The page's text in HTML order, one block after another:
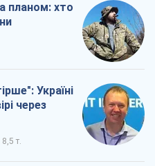
планом: хто
Україні
через
8,5 т.